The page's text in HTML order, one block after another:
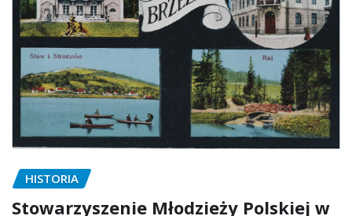
HISTORIA
Stowarzyszenie Młodzieży Polskiej w